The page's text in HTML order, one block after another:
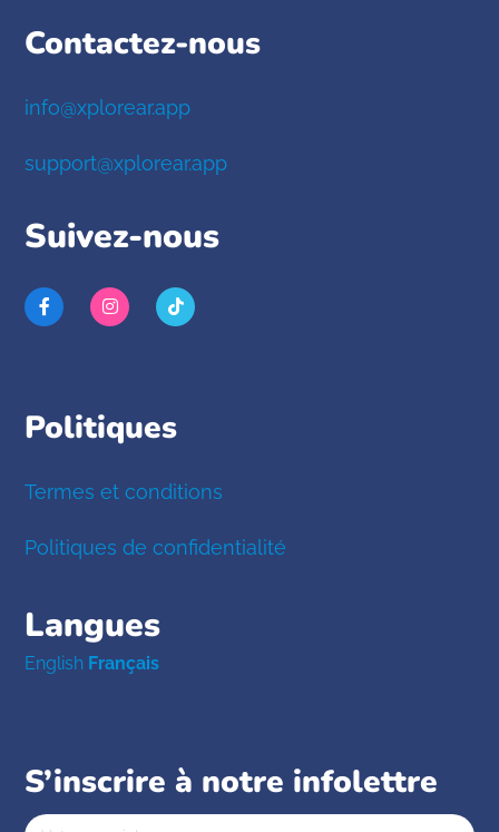
Contactez-nous
info@xplorear.app
support@xplorear.app
Suivez-nous
Politiques
Termes et conditions
Politiques de confidentialité
Langues
English Français
S’inscrire à notre infolettre